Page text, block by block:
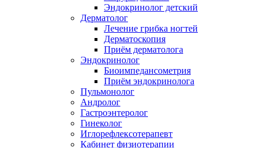
Эндокринолог детский
Дерматолог
Лечение грибка ногтей
Дерматоскопия
Приём дерматолога
Эндокринолог
Биоимпедансометрия
Приём эндокринолога
Пульмонолог
Андролог
Гастроэнтеролог
Гинеколог
Иглорефлексотерапевт
Кабинет физиотерапии